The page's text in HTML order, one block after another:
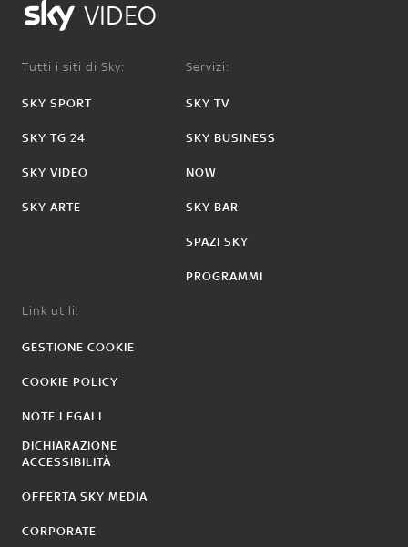
VIDEO
Tutti i siti di Sky:
SKY SPORT
SKY TG 24
SKY VIDEO
SKY ARTE
Servizi:
SKY TV
SKY BUSINESS
NOW
SKY BAR
SPAZI SKY
PROGRAMMI
Link utili:
GESTIONE COOKIE
COOKIE POLICY
NOTE LEGALI
DICHIARAZIONE
ACCESSIBILITÀ
OFFERTA SKY MEDIA
CORPORATE